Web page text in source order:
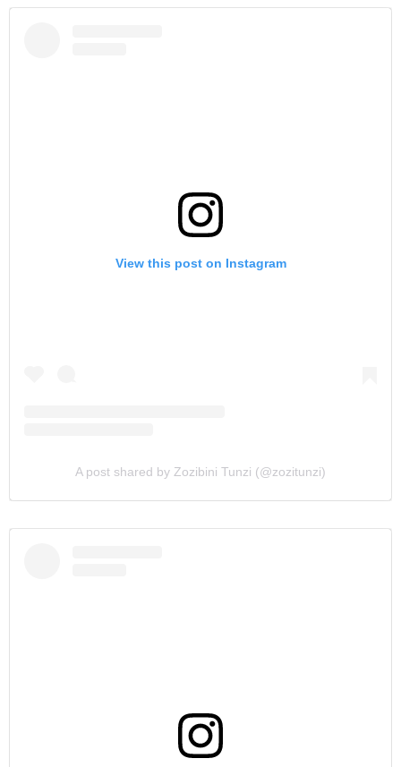
View this post on Instagram
A post shared by Zozibini Tunzi (@zozitunzi)